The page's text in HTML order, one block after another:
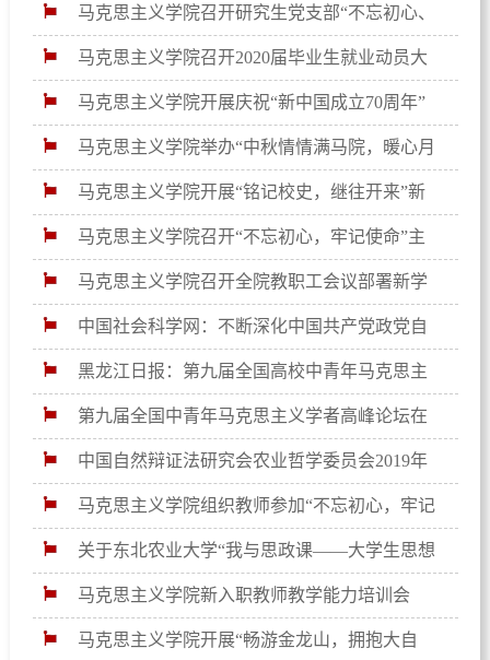
业大学首届大学生讲思政课大赛决赛圆满落幕
马克思主义学院召开研究生党支部“不忘初心、
牢记使命”主题教育工作部署会
马克思主义学院召开2020届毕业生就业动员大
会 马克思主义学院开展庆祝“新中国成立70周年”
主题教育活动
马克思主义学院举办“中秋情情满马院，暖心月
月暖人心”主题活动
马克思主义学院开展“铭记校史，继往开来”新
生主题学习参观活动
马克思主义学院召开“不忘初心，牢记使命”主
题教育动员部署会
马克思主义学院召开全院教职工会议部署新学
期工作中国社会科学网：不断深化中国共产党政党自
信研究黑龙江日报：第九届全国高校中青年马克思主
义学者高峰论坛召开
第九届全国中青年马克思主义学者高峰论坛在
我校成功举办
中国自然辩证法研究会农业哲学委员会2019年
年会在我校马克思主义学院举办
马克思主义学院组织教师参加“不忘初心，牢记
使命”高校思政课教师实践研修班
关于东北农业大学“我与思政课——大学生思想
政治理论课学习成果展示系列竞赛”复赛结果的通知
马克思主义学院新入职教师教学能力培训会
马克思主义学院开展“畅游金龙山，拥抱大自